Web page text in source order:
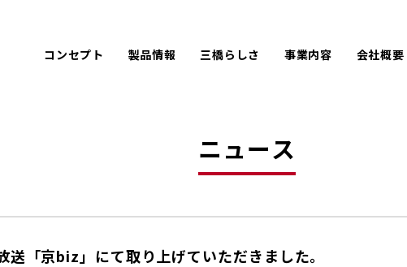
コンセプト 製品情報 三橋らしさ
京都企業としての三橋製作所
事業内容 会社概要
ニュース
送「京biz」にて取り上げていただきました。